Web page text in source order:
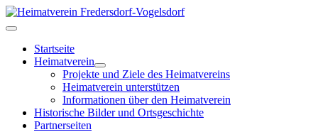
Startseite
Heimatverein
Projekte und Ziele des Heimatvereins
Heimatverein unterstützen
Informationen über den Heimatverein
Historische Bilder und Ortsgeschichte
Partnerseiten